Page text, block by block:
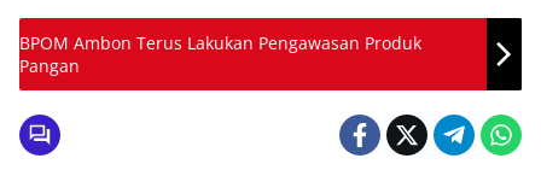
BPOM Ambon Terus Lakukan Pengawasan Produk
Pangan